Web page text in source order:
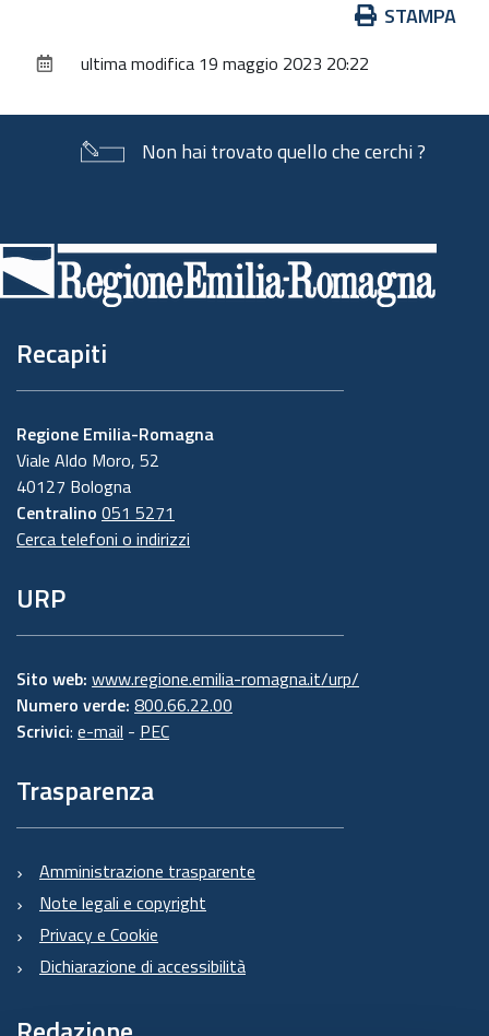
documento
STAMPA
ultima modifica 19 maggio 2023 20:22
Non hai trovato quello che cerchi ?
di
pagina
Recapiti
Regione Emilia-Romagna
Viale Aldo Moro, 52
40127 Bologna
Centralino 051 5271
Cerca telefoni o indirizzi
URP
Sito web: www.regione.emilia-romagna.it/urp/
Numero verde: 800.66.22.00
Scrivici: e-mail - PEC
Trasparenza
Amministrazione trasparente
Note legali e copyright
Privacy e Cookie
Dichiarazione di accessibilità